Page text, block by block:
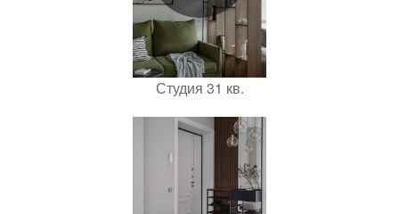
Студия 31 кв.